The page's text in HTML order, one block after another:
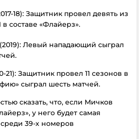
18): Защитник провел девять из
составе «Флайерз».
Левый нападающий сыграл
21): Защитник провел 11 сезонов в
сыграл шесть матчей.
сказать, что, если Мичков
у него будет самая
39-х номеров